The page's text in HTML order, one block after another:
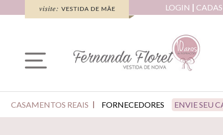
LOGIN
CASAMENTOS REAIS FORNECEDORES ENVIE SEU